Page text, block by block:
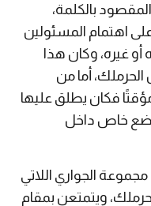
بالكلمة،
اهتمام المسئولين
غيره، وكان هذا
أما من
فكان يطلق عليها
خاص داخل
الجواري اللاتي
ويتمتعن بمقام